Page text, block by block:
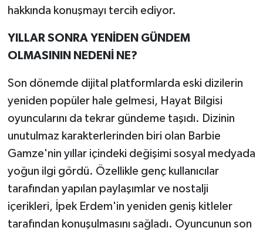
hakkında konuşmayı tercih ediyor.
YILLAR SONRA YENİDEN GÜNDEM
OLMASININ NEDENİ NE?
Son dönemde dijital platformlarda eski dizilerin
yeniden popüler hale gelmesi, Hayat Bilgisi
oyuncularını da tekrar gündeme taşıdı. Dizinin
unutulmaz karakterlerinden biri olan Barbie
Gamze'nin yıllar içindeki değişimi sosyal medyada
yoğun ilgi gördü. Özellikle genç kullanıcılar
tarafından yapılan paylaşımlar ve nostalji
içerikleri, İpek Erdem'in yeniden geniş kitleler
tarafından konuşulmasını sağladı. Oyuncunun son